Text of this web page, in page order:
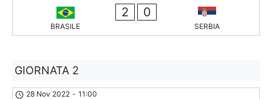
BRASILE
2 0
SERBIA
GIORNATA 2
28 Nov 2022 - 11:00